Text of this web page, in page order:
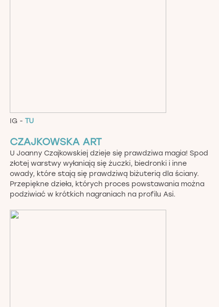
IG - TU
CZAJKOWSKA ART
U Joanny Czajkowskiej dzieje się prawdziwa magia! Spod
złotej warstwy wyłaniają się żuczki, biedronki i inne
owady, które stają się prawdziwą biżuterią dla ściany.
Przepiękne dzieła, których proces powstawania można
podziwiać w krótkich nagraniach na profilu Asi.